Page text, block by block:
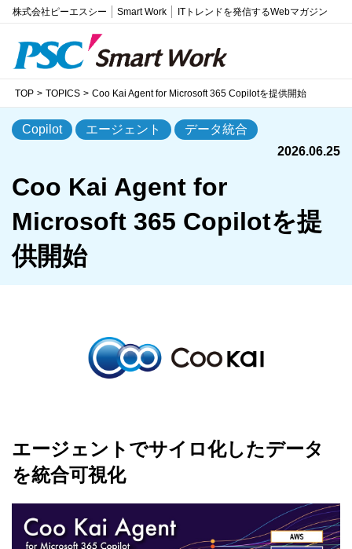
株式会社ピーエスシー Smart Work ITトレンドを発信するWebマガジン
TOP TOPICS Coo Kai Agent for Microsoft 365 Copilotを提供開始
Copilot エージェント
データ統合
2026.06.25
Coo Kai Agent for
Microsoft 365 Copilotを提
供開始
エージェントでサイロ化したデータ
を統合可視化